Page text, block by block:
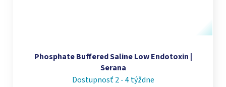
Phosphate Buffered Saline Low Endotoxin |
Serana
Dostupnosť 2 - 4 týždne